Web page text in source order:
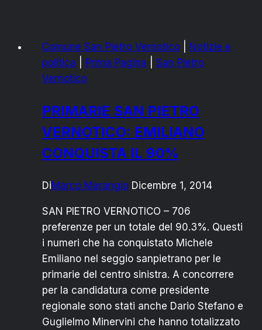
BOSCO:
TEATRO
“LA
BOTTEGA
DI
ARTURO”
Comune San Pietro Vernotico
Notizie e
politica
Prima Pagina
San Pietro
Vernotico
PRIMARIE SAN PIETRO
VERNOTICO: EMILIANO
CONQUISTA IL 90%
DiMarco Marangio Dicembre 1, 2014
SAN PIETRO VERNOTICO – 706
preferenze per un totale del 90.3%. Questi
i numeri che ha conquistato Michele
Emiliano nel seggio sanpietrano per le
primarie del centro sinistra. A concorrere
per la candidatura come presidente
regionale sono stati anche Dario Stefano e
Guglielmo Minervini che hanno totalizzato